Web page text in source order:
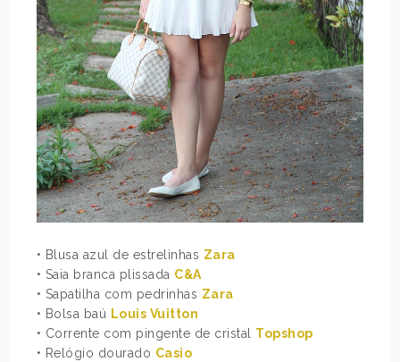
• Blusa azul de estrelinhas Zara
• Saia branca plissada C&A
• Sapatilha com pedrinhas Zara
• Bolsa baú Louis Vuitton
• Corrente com pingente de cristal Topshop
• Relógio dourado Casio